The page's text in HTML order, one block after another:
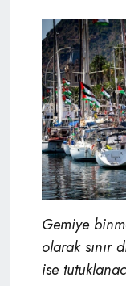
Gemiye
olarak sınır
ise